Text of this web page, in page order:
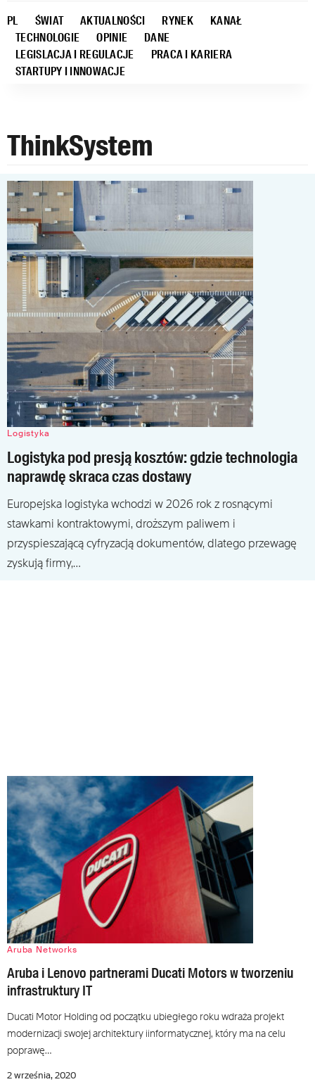
PL ŚWIAT AKTUALNOŚCI RYNEK
KANAŁ
TECHNOLOGIE
OPINIE
DANE
LEGISLACJA I REGULACJE
PRACA I KARIERA
STARTUPY I INNOWACJE
ThinkSystem
Logistyka
Logistyka pod presją kosztów: gdzie technologia
naprawdę skraca czas dostawy
Europejska logistyka wchodzi w 2026 rok z rosnącymi
stawkami kontraktowymi, droższym paliwem i
przyspieszającą cyfryzacją dokumentów, dlatego przewagę
zyskują firmy,…
Aruba Networks
Aruba i Lenovo partnerami Ducati Motors w tworzeniu
infrastruktury IT
Ducati Motor Holding od początku ubiegłego roku wdraża projekt
modernizacji swojej architektury iinformatycznej, który ma na celu
poprawę…
2 września, 2020